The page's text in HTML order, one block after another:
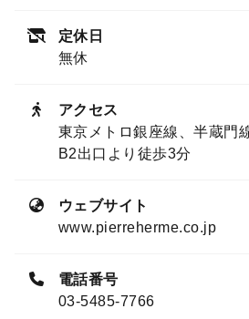
定休日
無休
アクセス
東京メトロ銀座線、半蔵門
B2出口より徒歩3分
ウェブサイト
www.pierreherme.co.jp
電話番号
03-5485-7766